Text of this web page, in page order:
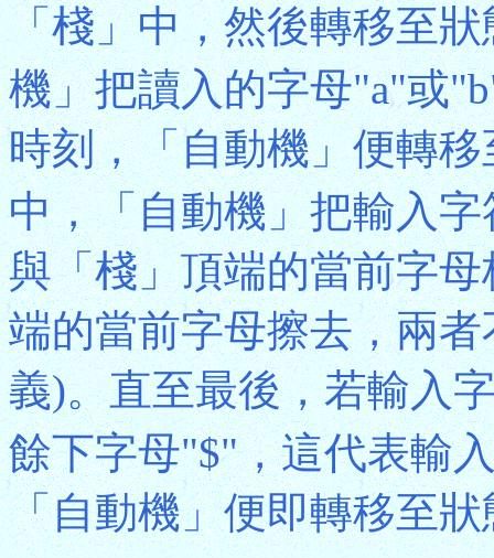
「棧」中，然後轉移至狀
機」把讀入的字母"a"或
時刻，「自動機」便轉移
中，「自動機」把輸入
與「棧」頂端的當前字
端的當前字母擦去，兩
義)。直至最後，若輸入
餘下字母"$"，這代表輸
「自動機」便即轉移至狀